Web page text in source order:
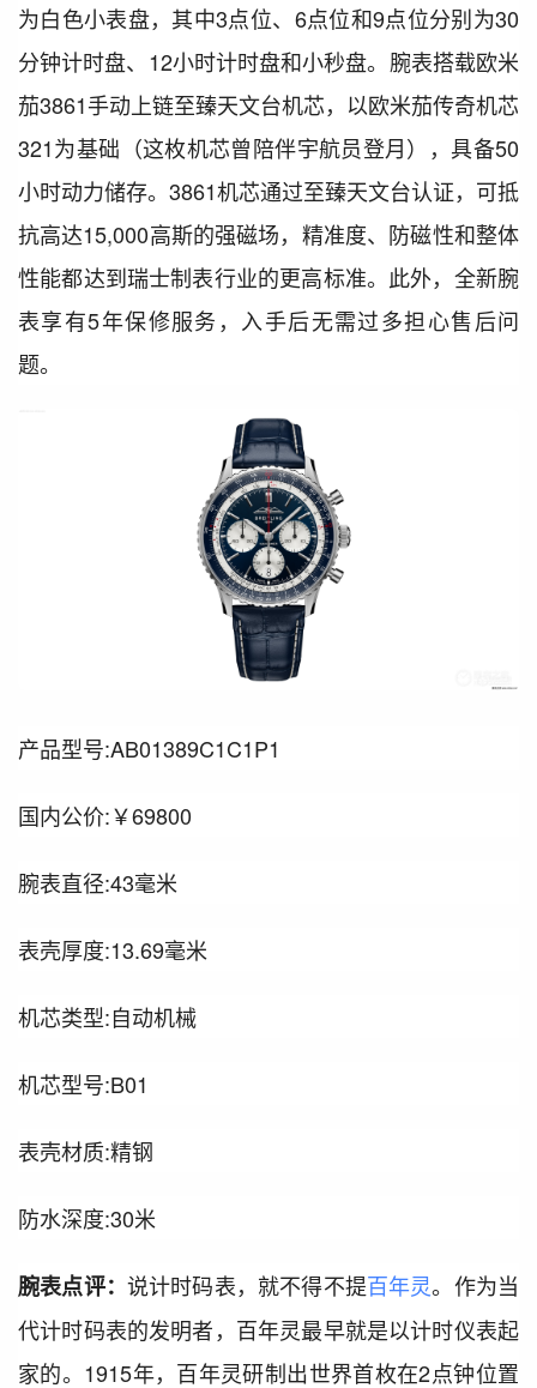
为白色小表盘，其中3点位、6点位和9点位分别为30
分钟计时盘、12小时计时盘和小秒盘。腕表搭载欧米
茄3861手动上链至臻天文台机芯，以欧米茄传奇机芯
321为基础（这枚机芯曾陪伴宇航员登月），具备50
小时动力储存。3861机芯通过至臻天文台认证，可抵
抗高达15,000高斯的强磁场，精准度、防磁性和整体
性能都达到瑞士制表行业的更高标准。此外，全新腕
表享有5年保修服务，入手后无需过多担心售后问
题。
产品型号:AB01389C1C1P1
国内公价:￥69800
腕表直径:43毫米
表壳厚度:13.69毫米
机芯类型:自动机械
机芯型号:B01
表壳材质:精钢
防水深度:30米
腕表点评： 说计时码表，就不得不提百年灵。作为当
代计时码表的发明者，百年灵最早就是以计时仪表起
家的。1915年，百年灵研制出世界首枚在2点钟位置